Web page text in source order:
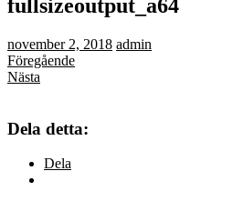
fullsizeoutput_a64
november 2, 2018 admin
Föregående
Nästa
Dela detta:
Dela